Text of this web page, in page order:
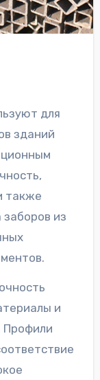
для
зданий
также
из
и
Профили